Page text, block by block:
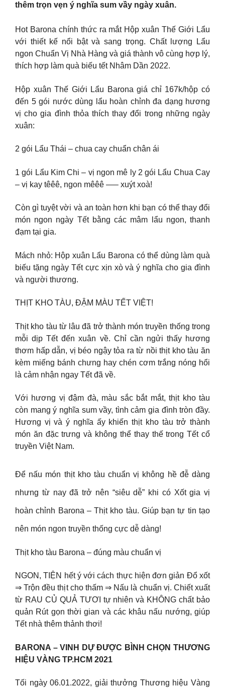
thêm trọn vẹn ý nghĩa sum vầy ngày xuân.
Hot Barona chính thức ra mắt Hộp xuân Thế Giới Lẩu
với thiết kế nổi bật và sang trọng. Chất lượng Lẩu
ngon Chuẩn Vị Nhà Hàng và giá thành vô cùng hợp lý,
thích hợp làm quà biếu tết Nhâm Dần 2022.
Hộp xuân Thế Giới Lẩu Barona giá chỉ 167k/hộp có
đến 5 gói nước dùng lẩu hoàn chỉnh đa dạng hương
vị cho gia đình thỏa thích thay đổi trong những ngày
xuân:
2 gói Lẩu Thái – chua cay chuẩn chân ái
1 gói Lẩu Kim Chi – vị ngon mê ly 2 gói Lẩu Chua Cay
– vị kay têêê, ngon mêêê —– xuýt xoà!
Còn gì tuyệt vời và an toàn hơn khi bạn có thể thay đổi
món ngon ngày Tết bằng các mâm lẩu ngon, thanh
đạm tại gia.
Mách nhỏ: Hộp xuân Lẩu Barona có thể dùng làm quà
biếu tặng ngày Tết cực xịn xò và ý nghĩa cho gia đình
và người thương.
THỊT KHO TÀU, ĐẬM MÀU TẾT VIỆT!
Thịt kho tàu từ lâu đã trở thành món truyền thống trong
mỗi dịp Tết đến xuân về. Chỉ cần ngửi thấy hương
thơm hấp dẫn, vị béo ngậy tỏa ra từ nồi thịt kho tàu ăn
kèm miếng bánh chưng hay chén cơm trắng nóng hổi
là cảm nhận ngay Tết đã về.
Với hương vị đậm đà, màu sắc bắt mắt, thịt kho tàu
còn mang ý nghĩa sum vầy, tình cảm gia đình tròn đầy.
Hương vị và ý nghĩa ấy khiến thịt kho tàu trở thành
món ăn đặc trưng và không thể thay thế trong Tết cổ
truyền Việt Nam.
Để nấu món thịt kho tàu chuẩn vị không hề đễ dàng
nhưng từ nay đã trở nên “siêu dễ” khi có Xốt gia vị
hoàn chỉnh Barona – Thịt kho tàu. Giúp bạn tự tin tạo
nên món ngon truyền thống cực dễ dàng!
Thịt kho tàu Barona – đúng màu chuẩn vị
NGON, TIỆN hết ý với cách thực hiện đơn giản Đổ xốt
⇒ Trộn đều thịt cho thấm ⇒ Nấu là chuẩn vị. Chiết xuất
từ RAU CỦ QUẢ TƯƠI tự nhiên và KHÔNG chất bảo
quản Rút gọn thời gian và các khâu nấu nướng, giúp
Tết nhà thêm thảnh thơi!
️BARONA – VINH DỰ ĐƯỢC BÌNH CHỌN THƯƠNG
HIỆU VÀNG TP.HCM 2021
️Tối ngày 06.01.2022, giải thưởng Thương hiệu Vàng